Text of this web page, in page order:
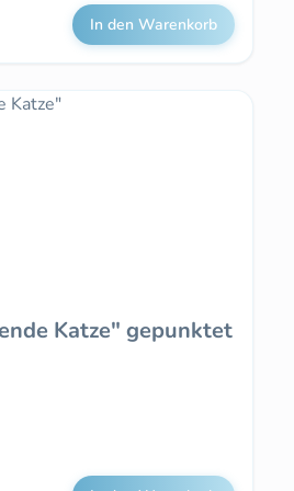
In den Warenkorb
Katze" gepunktet